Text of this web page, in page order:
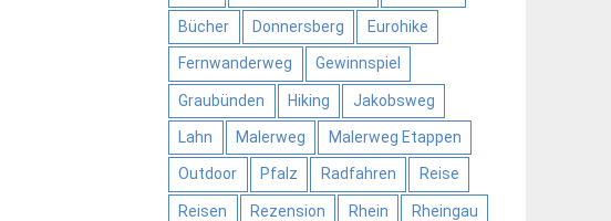
Bücher Donnersberg Eurohike
Fernwanderweg Gewinnspiel
Graubünden Hiking Jakobsweg
Lahn Malerweg Malerweg Etappen
Outdoor Pfalz Radfahren Reise
Reisen Rezension Rhein Rheingau